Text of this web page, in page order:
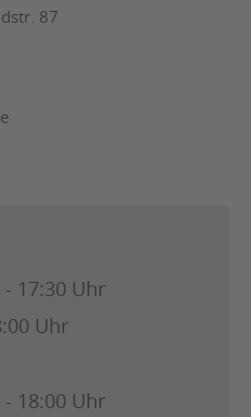
87
- 17:30 Uhr
Uhr
- 18:00 Uhr